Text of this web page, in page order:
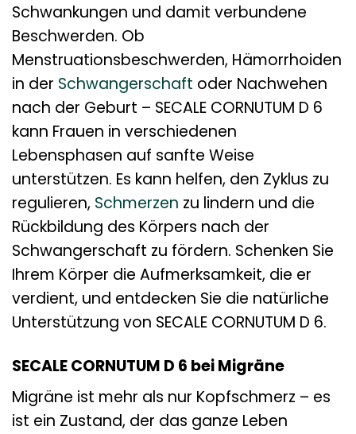
Schwankungen und damit verbundene
Beschwerden. Ob
Menstruationsbeschwerden, Hämorrhoiden
in der Schwangerschaft oder Nachwehen
nach der Geburt – SECALE CORNUTUM D 6
kann Frauen in verschiedenen
Lebensphasen auf sanfte Weise
unterstützen. Es kann helfen, den Zyklus zu
regulieren, Schmerzen zu lindern und die
Rückbildung des Körpers nach der
Schwangerschaft zu fördern. Schenken Sie
Ihrem Körper die Aufmerksamkeit, die er
verdient, und entdecken Sie die natürliche
Unterstützung von SECALE CORNUTUM D 6.
SECALE CORNUTUM D 6 bei Migräne
Migräne ist mehr als nur Kopfschmerz – es
ist ein Zustand, der das ganze Leben